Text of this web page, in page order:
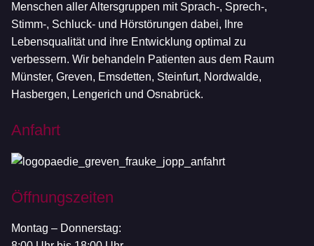
Menschen aller Altersgruppen mit Sprach-, Sprech-,
Stimm-, Schluck- und Hörstörungen dabei, Ihre
Lebensqualität und ihre Entwicklung optimal zu
verbessern. Wir behandeln Patienten aus dem Raum
Münster, Greven, Emsdetten, Steinfurt, Nordwalde,
Hasbergen, Lengerich und Osnabrück.
Anfahrt
Öffnungszeiten
Montag – Donnerstag: